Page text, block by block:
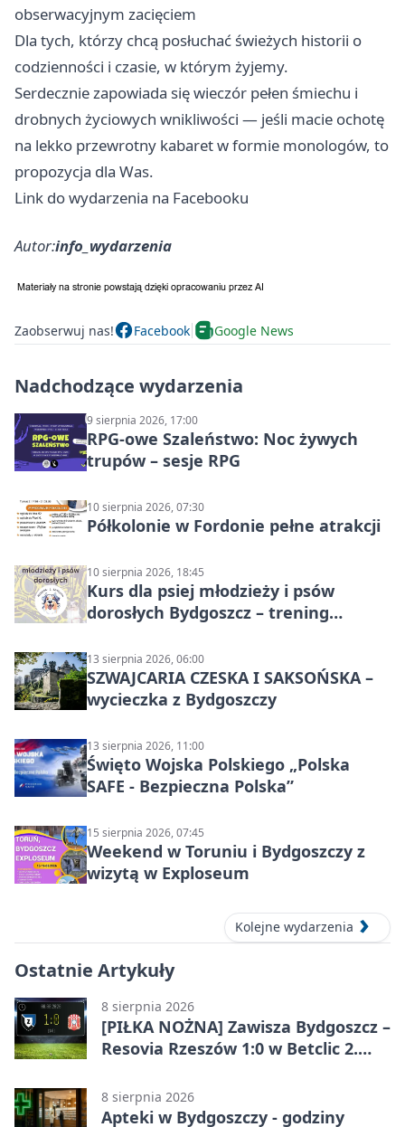
obserwacyjnym zacięciem
Dla tych, którzy chcą posłuchać świeżych historii o
codzienności i czasie, w którym żyjemy.
Serdecznie zapowiada się wieczór pełen śmiechu i
drobnych życiowych wnikliwości — jeśli macie ochotę
na lekko przewrotny kabaret w formie monologów, to
propozycja dla Was.
Link do wydarzenia na Facebooku
Autor:info_wydarzenia
Zaobserwuj nas! Facebook Google News
Nadchodzące wydarzenia
9 sierpnia 2026, 17:00
RPG-owe Szaleństwo: Noc żywych
trupów – sesje RPG
10 sierpnia 2026, 07:30
Półkolonie w Fordonie pełne atrakcji
10 sierpnia 2026, 18:45
Kurs dla psiej młodzieży i psów
dorosłych Bydgoszcz – trening
13 sierpnia 2026, 06:00
SZWAJCARIA CZESKA I SAKSOŃSKA –
wycieczka z Bydgoszczy
13 sierpnia 2026, 11:00
Święto Wojska Polskiego „Polska
SAFE - Bezpieczna Polska”
15 sierpnia 2026, 07:45
Weekend w Toruniu i Bydgoszczy z
wizytą w Exploseum
Kolejne wydarzenia
Ostatnie Artykuły
8 sierpnia 2026
[PIŁKA NOŻNA] Zawisza Bydgoszcz –
Resovia Rzeszów 1:0 w Betclic 2.
8 sierpnia 2026
Apteki w Bydgoszczy - godziny